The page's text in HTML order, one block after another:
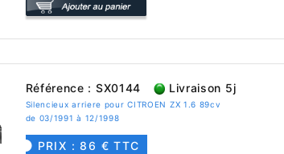
Référence : SX0144 Livraison 5j
Silencieux arriere pour CITROEN ZX 1.6 89cv
de 03/1991 à 12/1998
PRIX : 86 € TTC